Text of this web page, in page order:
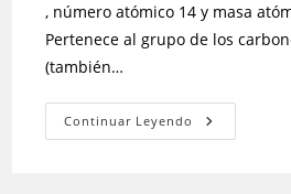
, número atómico 14 y masa
Pertenece al grupo de los
(también…
Continuar Leyendo